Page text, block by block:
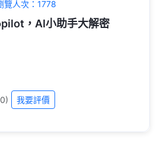
覽人次：1778
，AI小助手大解密
我要評價